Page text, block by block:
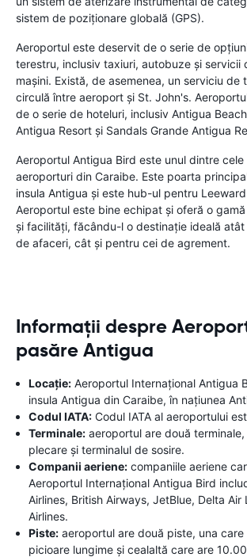
sistem de poziționare globală (GPS).
Aeroportul este deservit de o serie de
terestru, inclusiv taxiuri, autobuze și servicii
mașini. Există, de asemenea, un serviciu de
circulă între aeroport și St. John's.
de o serie de hoteluri, inclusiv Antigua
Antigua Resort și Sandals Grande Antigua
Aeroportul Antigua Bird este unul dintre
aeroporturi din Caraibe. Este poarta
insula Antigua și este hub-ul pentru
Aeroportul este bine echipat și oferă o
și facilități, făcându-l o destinație ideală
de afaceri, cât și pentru cei de agrement.
Informații despre
pasăre Antigua
Locație: Aeroportul Internațional Antigua
insula Antigua din Caraibe, în națiunea
Codul IATA: Codul IATA al aeroportului
Terminale: aeroportul are două
plecare și terminalul de sosire.
Companii aeriene: companiile aeriene
Aeroportul Internațional Antigua Bird
Airlines, British Airways, JetBlue, Delta Air
Airlines.
Piste: aeroportul are două piste, una
picioare lungime și cealaltă care are